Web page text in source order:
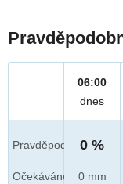
Pravděpod.
Očekáváno
06:00
dnes
0 %
0 mm